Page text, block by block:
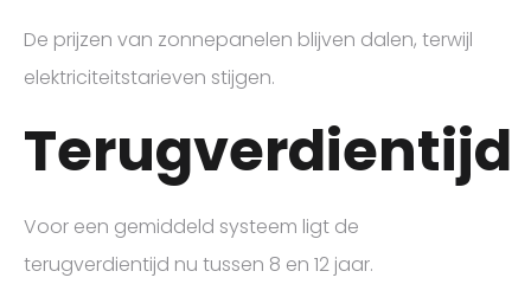
De prijzen van zonnepanelen blijven dalen, terwijl
elektriciteitstarieven stijgen.
Terugverdientijd
Voor een gemiddeld systeem ligt de
terugverdientijd nu tussen 8 en 12 jaar.